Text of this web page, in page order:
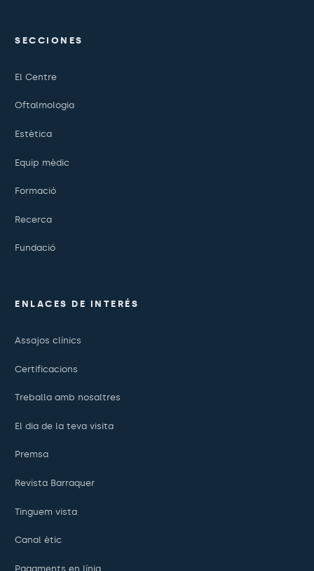
SECCIONES
El Centre
Oftalmologia
Estètica
Equip mèdic
Formació
Recerca
Fundació
ENLACES DE INTERÉS
Assajos clínics
Certificacions
Treballa amb nosaltres
El dia de la teva visita
Premsa
Revista Barraquer
Tinguem vista
Canal ètic
Pagaments en línia